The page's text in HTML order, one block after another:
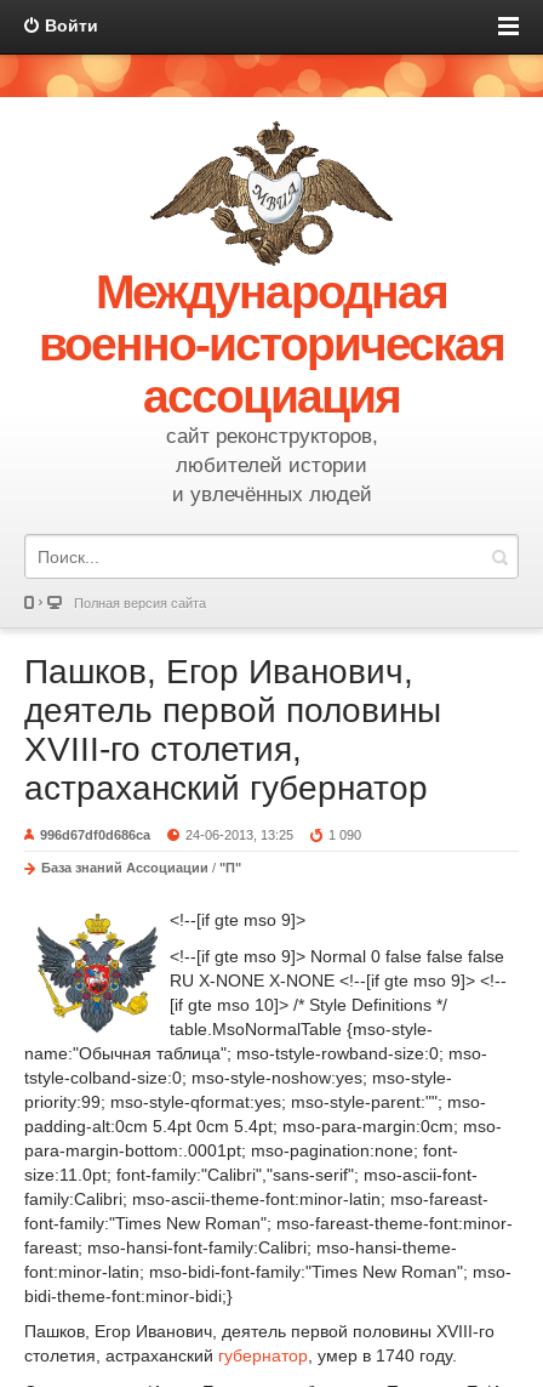
Войти
Международная
военно-историческая
ассоциация
сайт реконструкторов,
любителей истории
и увлечённых людей
Полная версия сайта
Пашков, Егор Иванович,
деятель первой половины
ХVIII-го столетия,
астраханский губернатор
996d67df0d686ca 24-06-2013, 13:25 1 090
База знаний Ассоциации / "П"
<!--[if gte mso 9]>
<!--[if gte mso 9]> Normal 0 false false false
RU X-NONE X-NONE <!--[if gte mso 9]> <!--
[if gte mso 10]> /* Style Definitions */
table.MsoNormalTable {mso-style-
name:"Обычная таблица"; mso-tstyle-rowband-size:0; mso-
tstyle-colband-size:0; mso-style-noshow:yes; mso-style-
priority:99; mso-style-qformat:yes; mso-style-parent:""; mso-
padding-alt:0cm 5.4pt 0cm 5.4pt; mso-para-margin:0cm; mso-
para-margin-bottom:.0001pt; mso-pagination:none; font-
size:11.0pt; font-family:"Calibri","sans-serif"; mso-ascii-font-
family:Calibri; mso-ascii-theme-font:minor-latin; mso-fareast-
font-family:"Times New Roman"; mso-fareast-theme-font:minor-
fareast; mso-hansi-font-family:Calibri; mso-hansi-theme-
font:minor-latin; mso-bidi-font-family:"Times New Roman"; mso-
bidi-theme-font:minor-bidi;}
Пашков, Егор Иванович, деятель первой половины ХVIII-го
столетия, астраханский губернатор, умер в 1740 году.